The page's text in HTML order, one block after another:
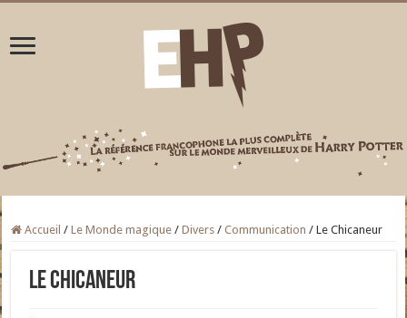
Accueil / Le Monde magique / Divers / Communication / Le Chicaneur
Le Chicaneur